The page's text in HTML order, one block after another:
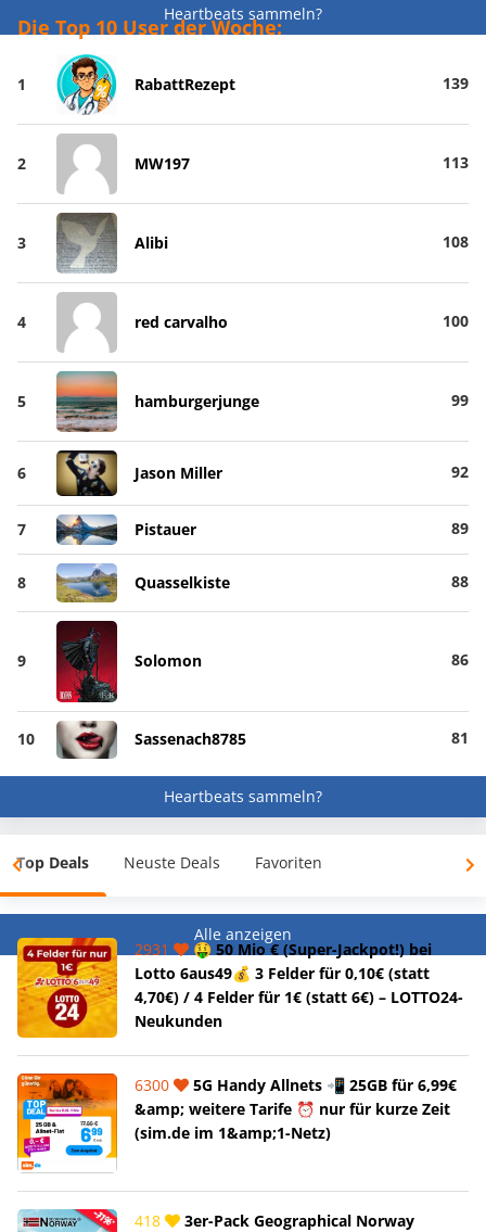
Heartbeats sammeln?
Die Top 10 User der Woche:
1 RabattRezept 139
2 MW197 113
3 Alibi 108
4 red carvalho 100
5 hamburgerjunge 99
6 Jason Miller 92
7 Pistauer 89
8 Quasselkiste 88
9 Solomon 86
10 Sassenach8785 81
Heartbeats sammeln?
Top Deals Neuste Deals Favoriten
Alle anzeigen
2931
🤑 50 Mio € (Super-Jackpot!) bei
Lotto 6aus49💰 3 Felder für 0,10€ (statt
4,70€) / 4 Felder für 1€ (statt 6€) – LOTTO24-
Neukunden
6300
5G Handy Allnets 📲 25GB für 6,99€
&amp; weitere Tarife ⏰ nur für kurze Zeit
(sim.de im 1&amp;1-Netz)
418
3er-Pack Geographical Norway